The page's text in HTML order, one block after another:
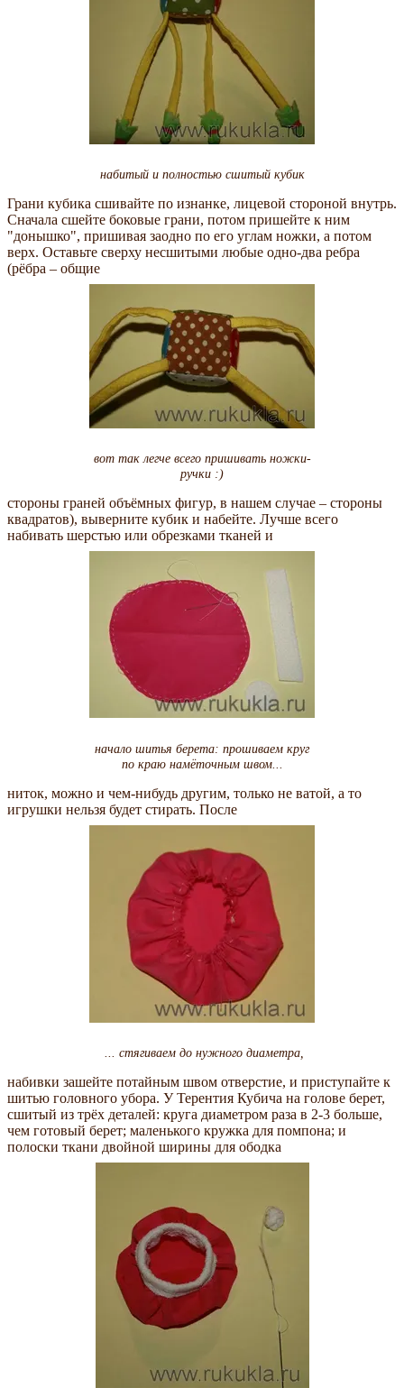
набитый и полностью сшитый кубик
Грани кубика сшивайте по изнанке, лицевой стороной внутрь.
Сначала сшейте боковые грани, потом пришейте к ним
"донышко", пришивая заодно по его углам ножки, а потом
верх. Оставьте сверху несшитыми любые одно-два ребра
(рёбра – общие
вот так легче всего пришивать ножки-
ручки :)
стороны граней объёмных фигур, в нашем случае – стороны
квадратов), выверните кубик и набейте. Лучше всего
набивать шерстью или обрезками тканей и
начало шитья берета: прошиваем круг
по краю намёточным швом...
ниток, можно и чем-нибудь другим, только не ватой, а то
игрушки нельзя будет стирать. После
... стягиваем до нужного диаметра,
набивки зашейте потайным швом отверстие, и приступайте к
шитью головного убора. У Терентия Кубича на голове берет,
сшитый из трёх деталей: круга диаметром раза в 2-3 больше,
чем готовый берет; маленького кружка для помпона; и
полоски ткани двойной ширины для ободка